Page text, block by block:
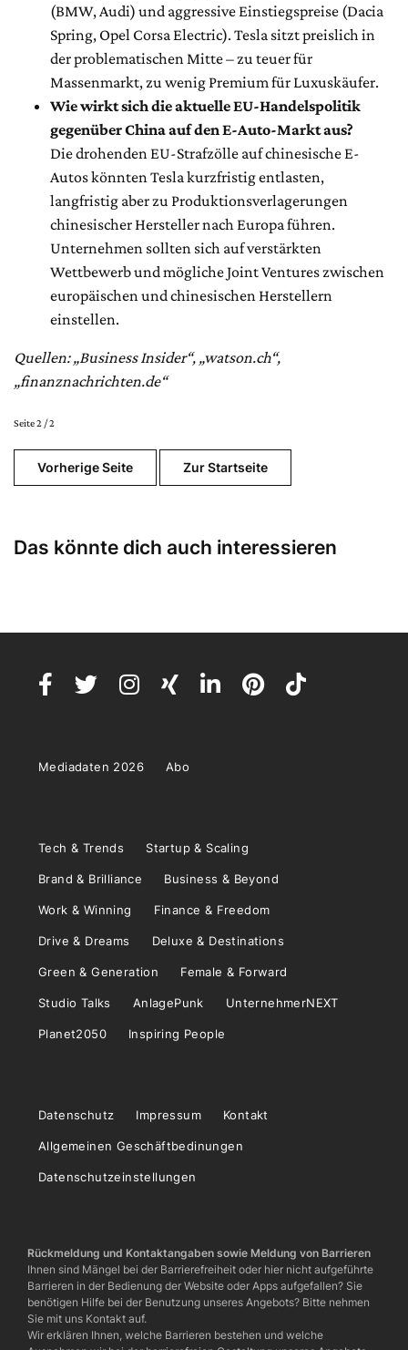
(BMW, Audi) und aggressive Einstiegspreise (Dacia
Spring, Opel Corsa Electric). Tesla sitzt preislich in
der problematischen Mitte – zu teuer für
Massenmarkt, zu wenig Premium für Luxuskäufer.
Wie wirkt sich die aktuelle EU-Handelspolitik
gegenüber China auf den E-Auto-Markt aus?
Die drohenden EU-Strafzölle auf chinesische E-
Autos könnten Tesla kurzfristig entlasten,
langfristig aber zu Produktionsverlagerungen
chinesischer Hersteller nach Europa führen.
Unternehmen sollten sich auf verstärkten
Wettbewerb und mögliche Joint Ventures zwischen
europäischen und chinesischen Herstellern
einstellen.
Quellen: „Business Insider“, „watson.ch“,
„finanznachrichten.de“
Seite 2 / 2
Vorherige Seite Zur Startseite
Das könnte dich auch interessieren
Mediadaten 2026 Abo
Tech & Trends Startup & Scaling
Brand & Brilliance Business & Beyond
Work & Winning Finance & Freedom
Drive & Dreams Deluxe & Destinations
Green & Generation Female & Forward
Studio Talks AnlagePunk UnternehmerNEXT
Planet2050 Inspiring People
Datenschutz Impressum Kontakt
Allgemeinen Geschäftbedinungen
Datenschutzeinstellungen
Rückmeldung und Kontaktangaben sowie Meldung von Barrieren
Ihnen sind Mängel bei der Barrierefreiheit oder hier nicht aufgeführte
Barrieren in der Bedienung der Website oder Apps aufgefallen? Sie
benötigen Hilfe bei der Benutzung unseres Angebots? Bitte nehmen
Sie mit uns Kontakt auf.
Wir erklären Ihnen, welche Barrieren bestehen und welche